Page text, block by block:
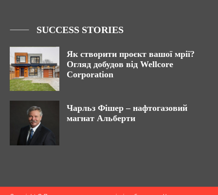
SUCCESS STORIES
Як створити проєкт вашої мрії?
Огляд добудов від Wellcore
Corporation
Чарльз Фішер – нафтогазовий
магнат Альберти